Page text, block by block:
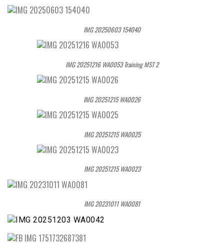
IMG 20250603 154040
IMG 20251216 WA0053 Training MST 2
IMG 20251215 WA0026
IMG 20251215 WA0025
IMG 20251215 WA0023
IMG 20231011 WA0081